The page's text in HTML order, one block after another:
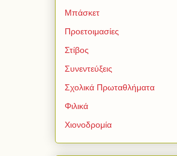
Μπάσκετ
Προετοιμασίες
Στίβος
Συνεντεύξεις
Σχολικά Πρωταθλήματα
Φιλικά
Χιονοδρομία